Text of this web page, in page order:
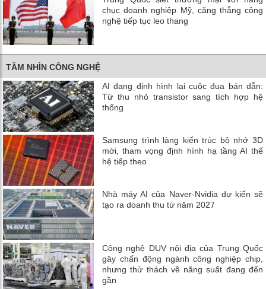
chục doanh nghiệp Mỹ, căng thẳng công
nghệ tiếp tục leo thang
TẦM NHÌN CÔNG NGHỆ
AI đang định hình lại cuộc đua bán dẫn:
Từ thu nhỏ transistor sang tích hợp hệ
thống
Samsung trình làng kiến trúc bộ nhớ 3D
mới, tham vọng định hình hạ tầng AI thế
hệ tiếp theo
Nhà máy AI của Naver-Nvidia dự kiến ​​sẽ
tạo ra doanh thu từ năm 2027
Công nghệ DUV nội địa của Trung Quốc
gây chấn động ngành công nghiệp chip,
nhưng thử thách về năng suất đang đến
gần